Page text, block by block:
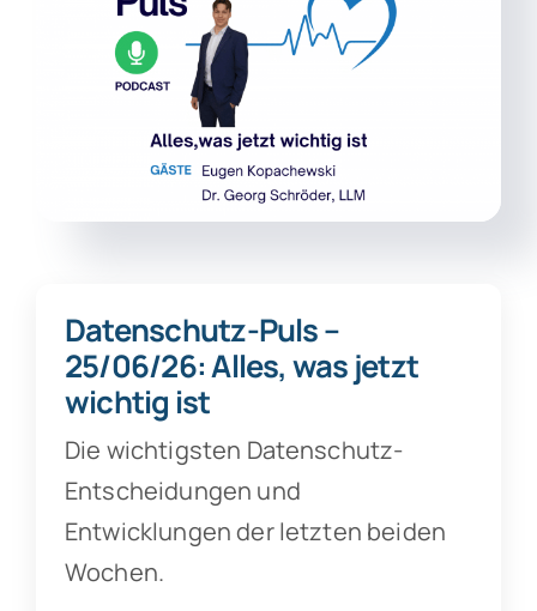
Datenschutz-Puls –
25/06/26: Alles, was jetzt
wichtig ist
Die wichtigsten Datenschutz-
Entscheidungen und
Entwicklungen der letzten beiden
Wochen.